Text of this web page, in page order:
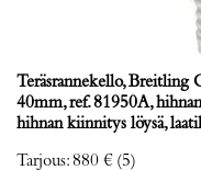
Teräsrannekello, Breitling
40mm, ref. 81950A,
hihnan kiinnitys löysä,
Tarjous:880 € (5)